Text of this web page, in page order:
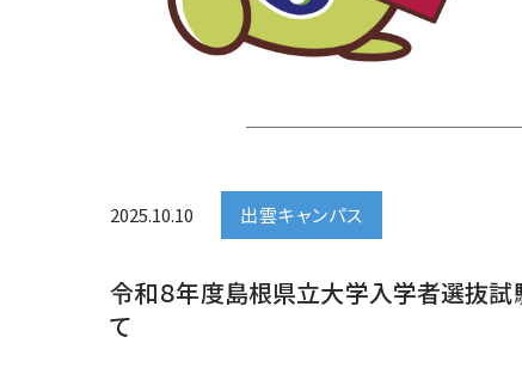
2025.10.10 出雲キャンパス
令和８年度島根県立大学入学者選抜
て